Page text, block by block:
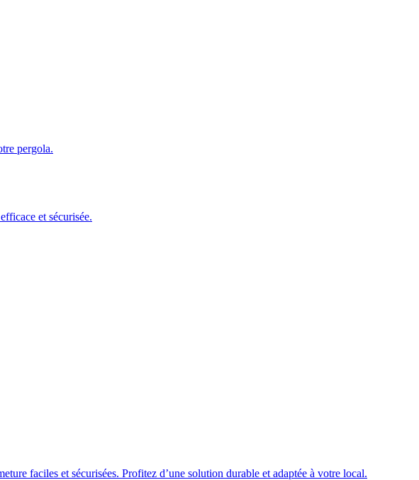
pergola.
et sécurisée.
faciles et sécurisées. Profitez d’une solution durable et adaptée à votre local.